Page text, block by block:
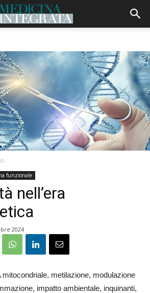
funzionale
nell’era
2024
metilazione, modulazione
impatto ambientale, inquinanti,